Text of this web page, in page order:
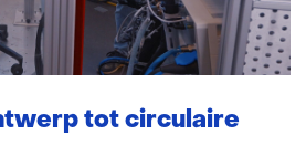
tot circulaire